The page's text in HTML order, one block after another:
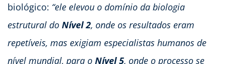
biológico: “ele elevou o domínio da biologia
estrutural do Nível 2, onde os resultados eram
repetíveis, mas exigiam especialistas humanos de
nível mundial, para o Nível 5, onde o processo se